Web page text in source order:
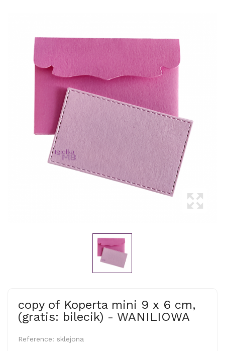
copy of Koperta mini 9 x 6 cm,
(gratis: bilecik) - WANILIOWA
Reference: sklejona